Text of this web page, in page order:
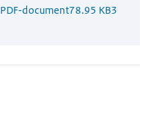
PDF-document78.95 KB3